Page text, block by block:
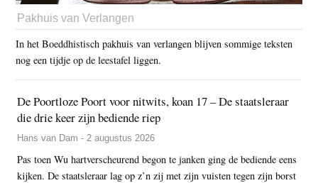
Pakhuis van Verlangen
In het Boeddhistisch pakhuis van verlangen blijven sommige teksten
nog een tijdje op de leestafel liggen.
De Poortloze Poort voor nitwits, koan 17 – De staatsleraar
die drie keer zijn bediende riep
Hans van Dam - 2 augustus 2026
Pas toen Wu hartverscheurend begon te janken ging de bediende eens
kijken. De staatsleraar lag op z’n zij met zijn vuisten tegen zijn borst